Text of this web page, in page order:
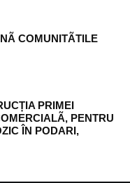
COMUNITÃTILE
PRIMEI
PENTRU
ÎN PODARI,